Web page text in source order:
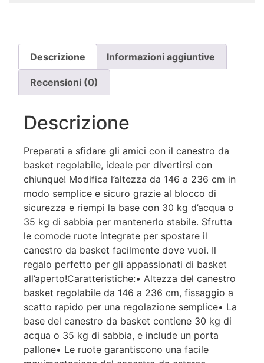
Descrizione Informazioni aggiuntive
Recensioni (0)
Descrizione
Preparati a sfidare gli amici con il canestro da
basket regolabile, ideale per divertirsi con
chiunque! Modifica l’altezza da 146 a 236 cm in
modo semplice e sicuro grazie al blocco di
sicurezza e riempi la base con 30 kg d’acqua o
35 kg di sabbia per mantenerlo stabile. Sfrutta
le comode ruote integrate per spostare il
canestro da basket facilmente dove vuoi. Il
regalo perfetto per gli appassionati di basket
all’aperto!Caratteristiche:• Altezza del canestro
basket regolabile da 146 a 236 cm, fissaggio a
scatto rapido per una regolazione semplice• La
base del canestro da basket contiene 30 kg di
acqua o 35 kg di sabbia, e include un porta
pallone• Le ruote garantiscono una facile